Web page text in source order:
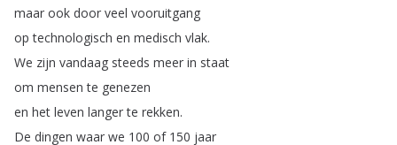
maar ook door veel vooruitgang
op technologisch en medisch vlak.
We zijn vandaag steeds meer in staat
om mensen te genezen
en het leven langer te rekken.
De dingen waar we 100 of150 jaar